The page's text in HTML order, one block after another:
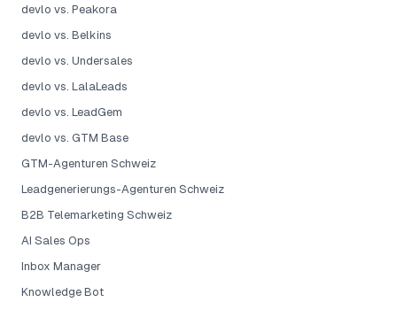
devlo vs. Peakora
devlo vs. Belkins
devlo vs. Undersales
devlo vs. LalaLeads
devlo vs. LeadGem
devlo vs. GTM Base
GTM-Agenturen Schweiz
Leadgenerierungs-Agenturen Schweiz
B2B Telemarketing Schweiz
AI Sales Ops
Inbox Manager
Knowledge Bot